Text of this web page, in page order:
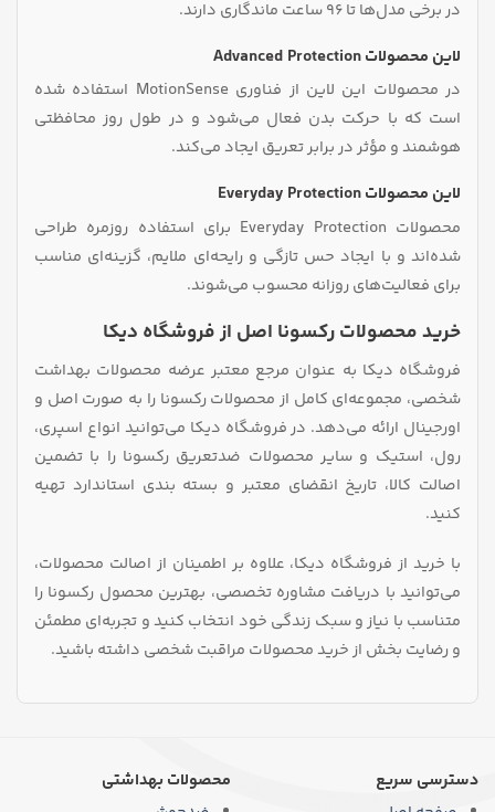
در برخی مدل‌ها تا ۹۶ ساعت ماندگاری دارند.
لاین محصولات Advanced Protection
در محصولات این لاین از فناوری MotionSense استفاده شده
است که با حرکت بدن فعال می‌شود و در طول روز محافظتی
هوشمند و مؤثر در برابر تعریق ایجاد می‌کند.
لاین محصولات Everyday Protection
محصولات Everyday Protection برای استفاده روزمره طراحی
شده‌اند و با ایجاد حس تازگی و رایحه‌ای ملایم، گزینه‌ای مناسب
برای فعالیت‌های روزانه محسوب می‌شوند.
خرید محصولات رکسونا اصل از فروشگاه دیکا
فروشگاه دیکا به عنوان مرجع معتبر عرضه محصولات بهداشت
شخصی، مجموعه‌ای کامل از محصولات رکسونا را به صورت اصل و
اورجینال ارائه می‌دهد. در فروشگاه دیکا می‌توانید انواع اسپری،
رول، استیک و سایر محصولات ضدتعریق رکسونا را با تضمین
اصالت کالا، تاریخ انقضای معتبر و بسته‌ بندی استاندارد تهیه
کنید.
با خرید از فروشگاه دیکا، علاوه بر اطمینان از اصالت محصولات،
می‌توانید با دریافت مشاوره تخصصی، بهترین محصول رکسونا را
متناسب با نیاز و سبک زندگی خود انتخاب کنید و تجربه‌ای مطمئن
و رضایت‌ بخش از خرید محصولات مراقبت شخصی داشته باشید.
دسترسی سریع
محصولات بهداشتی